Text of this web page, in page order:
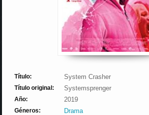
Título: System Crasher
Título original: Systemsprenger
Año: 2019
Géneros: Drama